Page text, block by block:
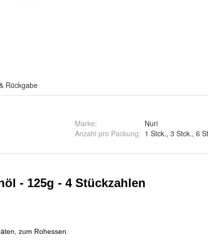
Rückgabe
Marke:
Nuri
Anzahl pro Packung: